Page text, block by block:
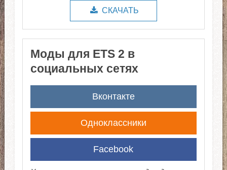
СКАЧАТЬ
Моды для ETS 2 в
социальных сетях
Вконтакте
Одноклассники
Facebook